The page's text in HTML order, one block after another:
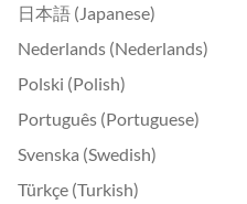
日本語 (Japanese)
Nederlands (Nederlands)
Polski (Polish)
Português (Portuguese)
Svenska (Swedish)
Türkçe (Turkish)